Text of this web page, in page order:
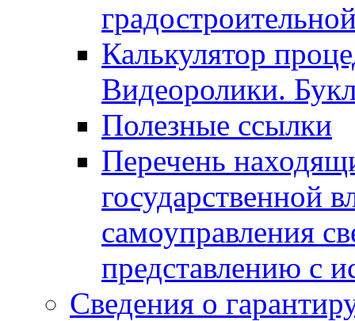
Калькулятор
Видеоролики.
Полезные ссылки
Перечень
государственной
самоуправления
представлению с
Сведения о